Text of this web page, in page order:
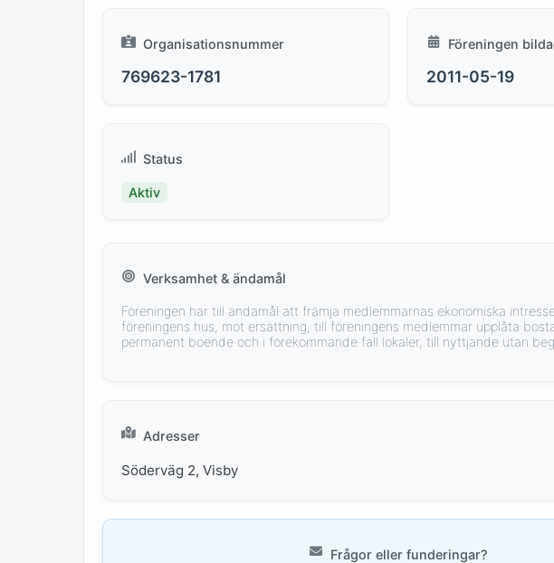
Organisationsnummer
769623-1781
Föreningen
2011-05-19
Status
Aktiv
Verksamhet & ändamål
Föreningen har till ändamål att främja medlemmarnas ekonomiska
föreningens hus, mot ersättning, till föreningens medlemmar upplåta
permanent boende och i förekommande fall lokaler, till nyttjande utan
Adresser
Söderväg 2, Visby
Frågor eller funderingar?